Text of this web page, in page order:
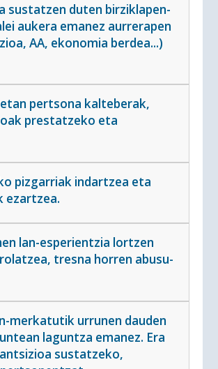
sustatzen duten birziklapen-
aukera emanez aurrerapen
AA, ekonomia berdea...)
pertsona kalteberak,
prestatzeko eta
pizgarriak indartzea eta
ezartzea.
lan-esperientzia lortzen
tresna horren abusu-
merkatutik urrunen dauden
laguntza emanez. Era
sustatzeko,